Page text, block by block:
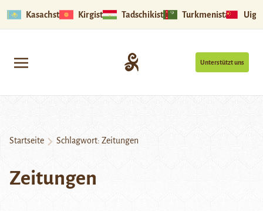
Kasachstan Kirgistan Tadschikistan Turkmenistan
Unterstützt uns
Startseite Schlagwort: Zeitungen
Zeitungen